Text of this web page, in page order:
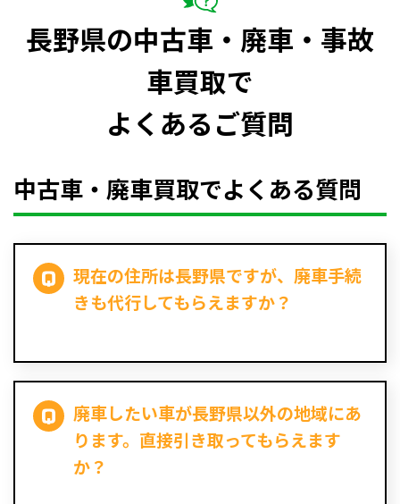
長野県の中古車・廃車・事故
車買取で
よくあるご質問
中古車・廃車買取でよくある質問
現在の住所は長野県ですが、廃車手続
きも代行してもらえますか？
廃車したい車が長野県以外の地域にあ
ります。直接引き取ってもらえます
か？